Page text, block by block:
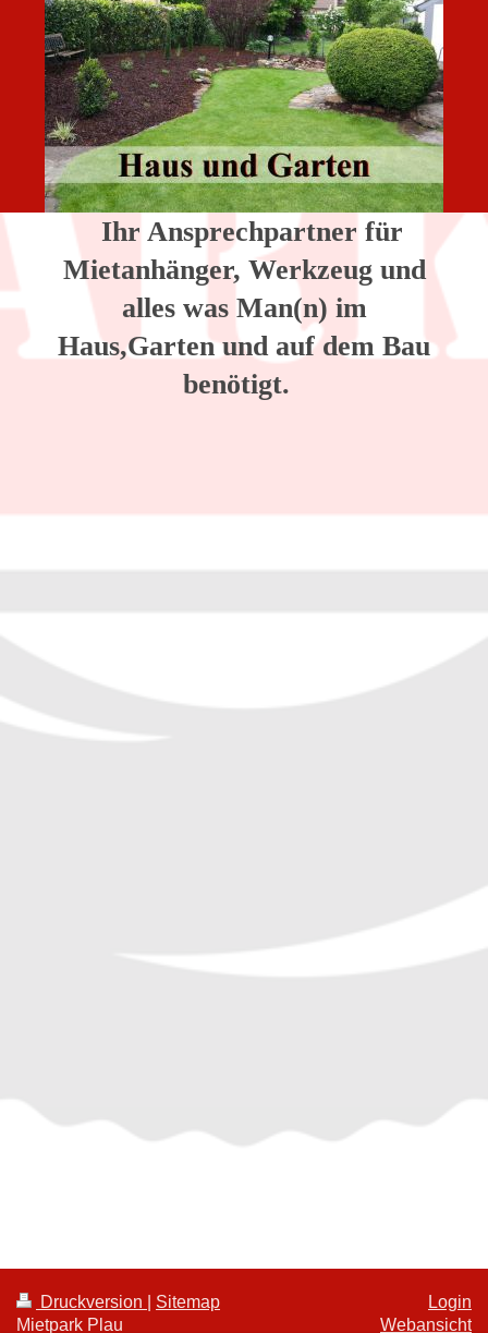
Ihr Ansprechpartner für
Mietanhänger, Werkzeug und
alles was Man(n) im
Haus,Garten und auf dem Bau
benötigt.
Druckversion
Sitemap
Mietpark Plau
Login
Webansicht